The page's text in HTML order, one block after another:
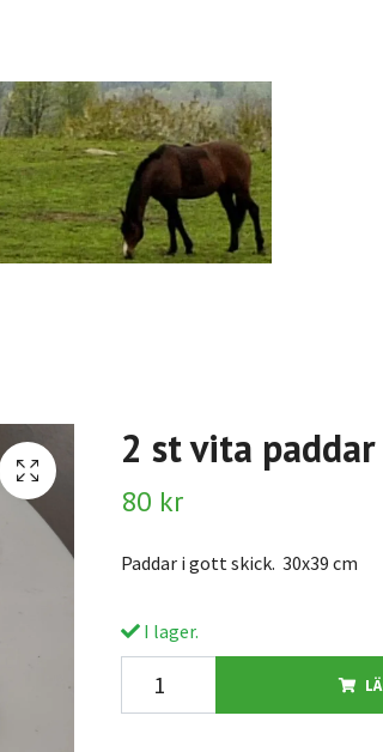
2 st vita paddar
80 kr
Paddar i gott skick. 30x39 cm
I lager.